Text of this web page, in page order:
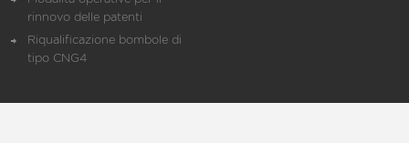
rinnovo delle patenti
Riqualificazione bombole di
tipo CNG4